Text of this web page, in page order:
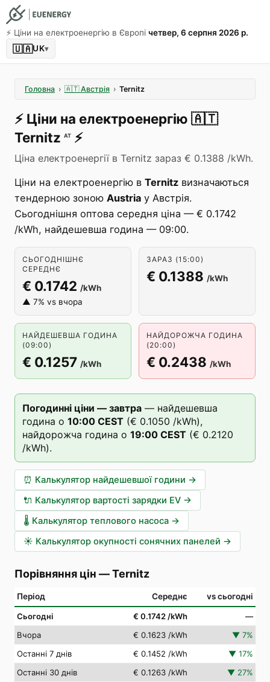
⚡️ Ціни на електроенергію в Європі четвер, 6 серпня 2026 р.
🇺🇦UK▾
Головна › 🇦🇹 Австрія › Ternitz
⚡️ Ціни на електроенергію 🇦🇹
Ternitz AT ⚡️
Ціна електроенергії в Ternitz зараз € 0.1388 /kWh.
Ціни на електроенергію в Ternitz визначаються
тендерною зоною Austria у Австрія.
Сьогоднішня оптова середня ціна — € 0.1742
/kWh, найдешевша година — 09:00.
СЬОГОДНІШНЄ
СЕРЕДНЄ
€ 0.1742 /kWh
▲ 7% vs вчора
ЗАРАЗ (15:00)
€ 0.1388 /kWh
НАЙДЕШЕВША ГОДИНА
(09:00)
€ 0.1257 /kWh
НАЙДОРОЖЧА ГОДИНА
(20:00)
€ 0.2438 /kWh
Погодинні ціни — завтра — найдешевша
година о 10:00 CEST (€ 0.1050 /kWh),
найдорожча година о 19:00 CEST (€ 0.2120
/kWh).
⏰ Калькулятор найдешевшої години →
🔌 Калькулятор вартості зарядки EV →
🌡️ Калькулятор теплового насоса →
☀️ Калькулятор окупності сонячних панелей →
Порівняння цін —Ternitz
Період Середнє vs сьогодні
Сьогодні € 0.1742 /kWh
—
Вчора
€ 0.1623 /kWh ▼ 7%
Останні 7 днів
€ 0.1452 /kWh ▼ 17%
Останні 30 днів
€ 0.1263 /kWh ▼ 27%